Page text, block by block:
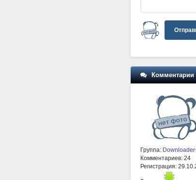
Комментарии
Группа:
Комментариев: 24
Регистрация: